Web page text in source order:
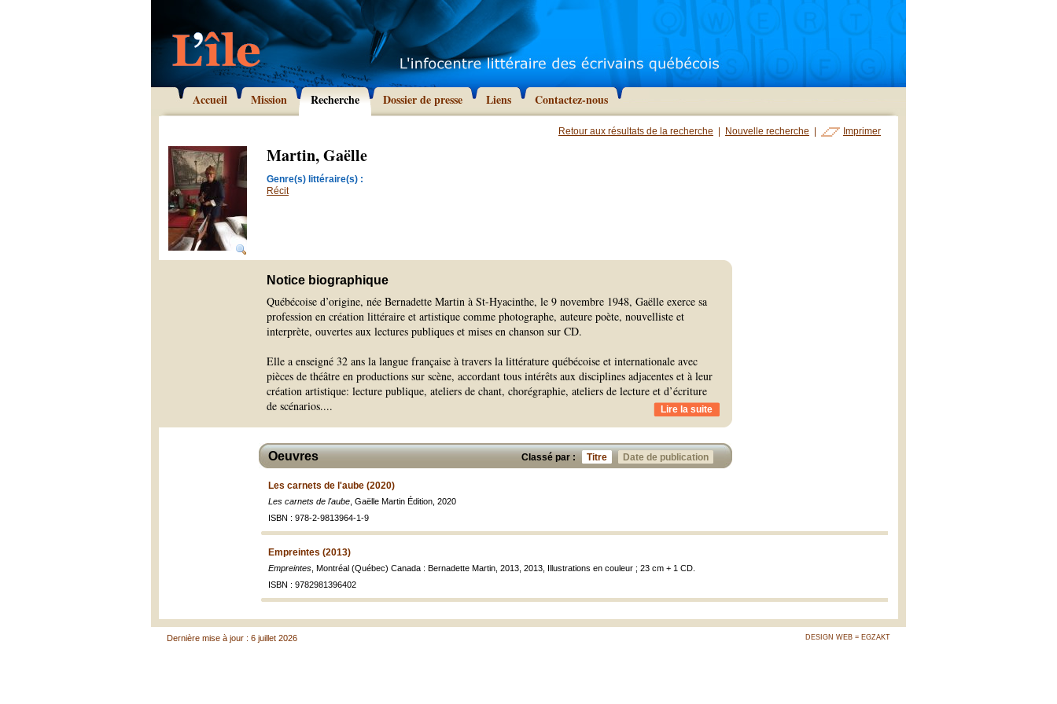
Accueil Mission Recherche Dossier de presse Liens Contactez-nous
Retour aux résultats de la recherche Nouvelle recherche Imprimer
Martin, Gaëlle
Genre(s) littéraire(s) :
Récit
Notice biographique
Québécoise d’origine, née Bernadette Martin à St-Hyacinthe, le 9 novembre 1948, Gaëlle exerce sa
profession en création littéraire et artistique comme photographe, auteure poète, nouvelliste et
interprète, ouvertes aux lectures publiques et mises en chanson sur CD.
Elle a enseigné 32 ans la langue française à travers la littérature québécoise et internationale avec
pièces de théâtre en productions sur scène, accordant tous intérêts aux disciplines adjacentes et à leur
création artistique: lecture publique, ateliers de chant, chorégraphie, ateliers de lecture et d’écriture
de scénarios.... Lire la suite
Classé par : Titre Date de publication
Oeuvres
Les carnets de l'aube (2020)
Les carnets de l'aube , Gaëlle Martin Édition, 2020
ISBN : 978-2-9813964-1-9
Empreintes (2013)
Empreintes , Montréal (Québec) Canada : Bernadette Martin, 2013, 2013, Illustrations en couleur ; 23 cm + 1 CD.
ISBN : 9782981396402
DESIGN WEB = EGZAKT
Dernière mise à jour : 6 juillet 2026